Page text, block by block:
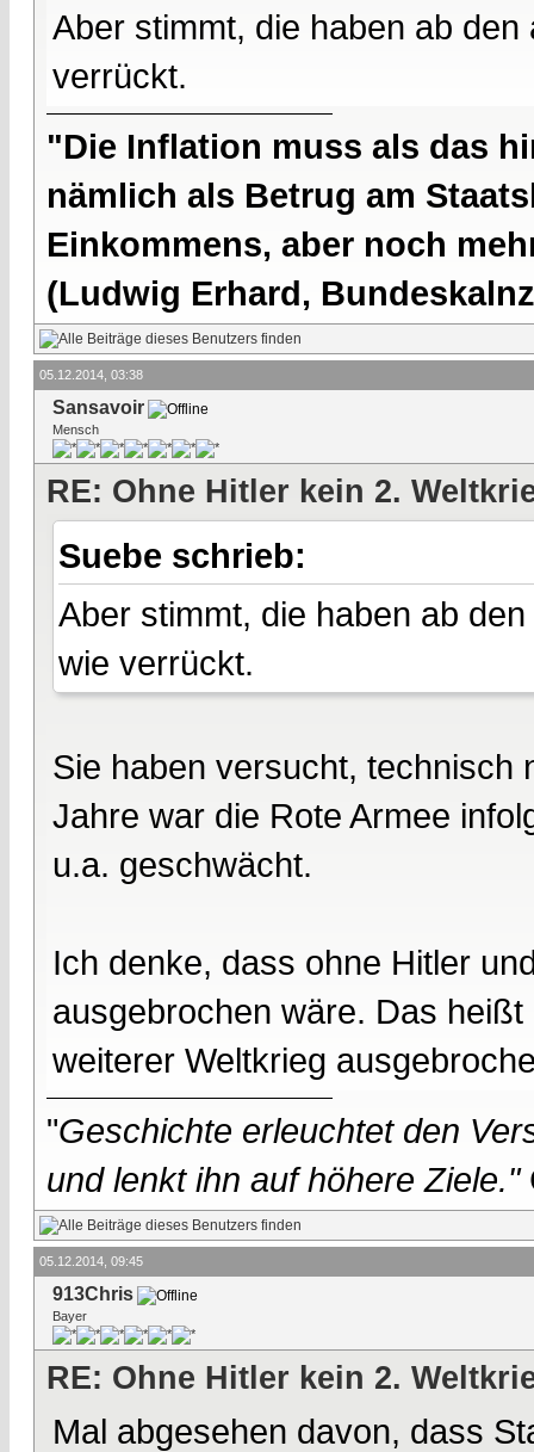
Aber stimmt, die haben ab
verrückt.
"Die Inflation muss als das
nämlich als Betrug am
Einkommens, aber noch
(Ludwig Erhard,
05.12.2014, 03:38
Sansavoir
Mensch
RE: Ohne Hitler kein 2.
Suebe schrieb:
Aber stimmt, die haben ab
wie verrückt.
Sie haben versucht, technisch
Jahre war die Rote Armee
u.a. geschwächt.
Ich denke, dass ohne Hitler
ausgebrochen wäre. Das
weiterer Weltkrieg
"Geschichte erleuchtet den
und lenkt ihn auf höhere Ziele."
05.12.2014, 09:45
913Chris
Bayer
RE: Ohne Hitler kein 2.
Mal abgesehen davon, dass